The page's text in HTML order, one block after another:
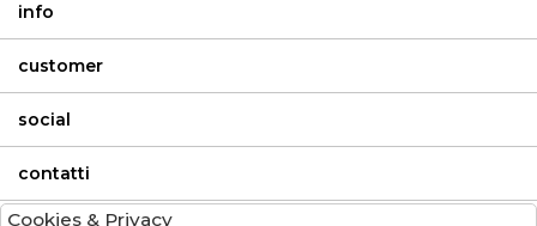
info
customer
social
contatti
Cookies & Privacy